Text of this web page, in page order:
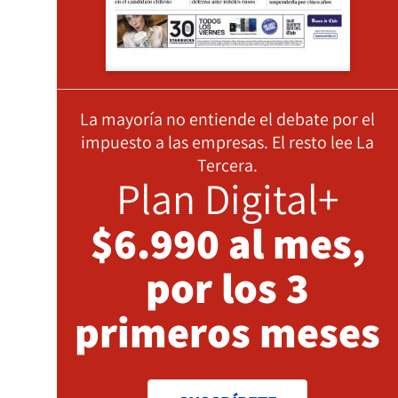
La mayoría no entiende el debate por el
impuesto a las empresas. El resto lee La
Tercera.
Plan Digital+
$6.990 al mes,
por los 3
primeros meses